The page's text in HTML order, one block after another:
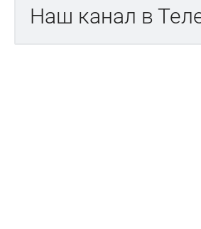
Наш канал в